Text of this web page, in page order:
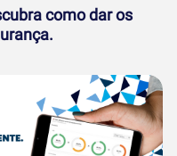
como dar os